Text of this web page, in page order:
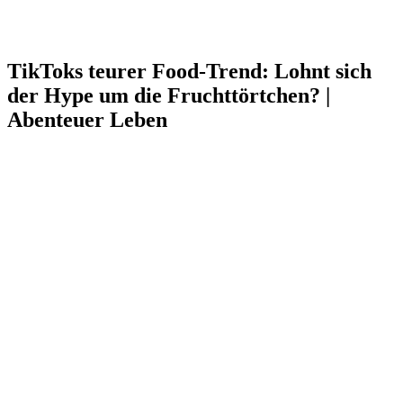
TikToks teurer Food-Trend: Lohnt sich
der Hype um die Fruchttörtchen? |
Abenteuer Leben